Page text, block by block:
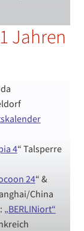
Jahren
4“ Talsperre
24“ &
China
„BERLINiort“